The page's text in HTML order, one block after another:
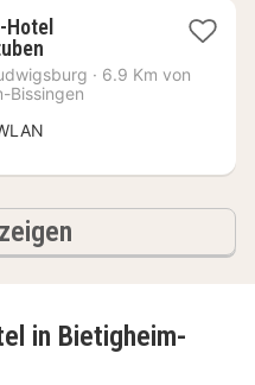
1
Nacht
ab
87,10
€
· 6.9 Km von
Bissingen
in Bietigheim-